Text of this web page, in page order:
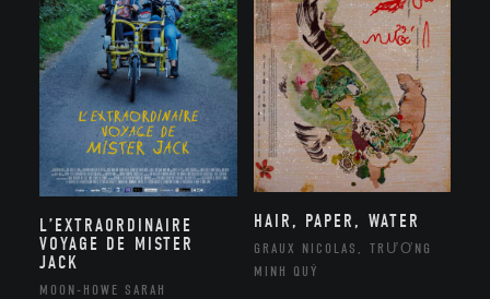
L’EXTRAORDINAIRE
VOYAGE DE MISTER
JACK
MOON-HOWE SARAH
HAIR, PAPER, WATER
GRAUX NICOLAS, TRƯƠNG
MINH QUÝ